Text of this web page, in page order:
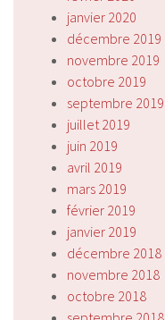
janvier 2020
décembre 2019
novembre 2019
octobre 2019
septembre 2019
juillet 2019
juin 2019
avril 2019
mars 2019
février 2019
janvier 2019
décembre 2018
novembre 2018
octobre 2018